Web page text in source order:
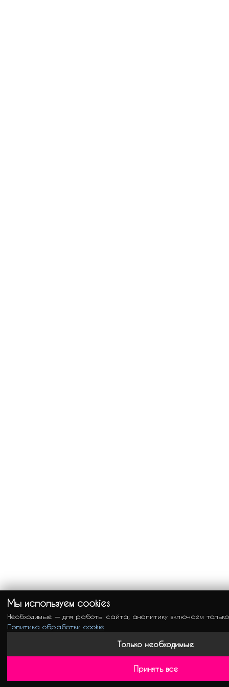
Мы используем cookies
Необходимые — для работы сайта; аналитику включаем
Политика обработки cookie
Только необходимые
Принять все